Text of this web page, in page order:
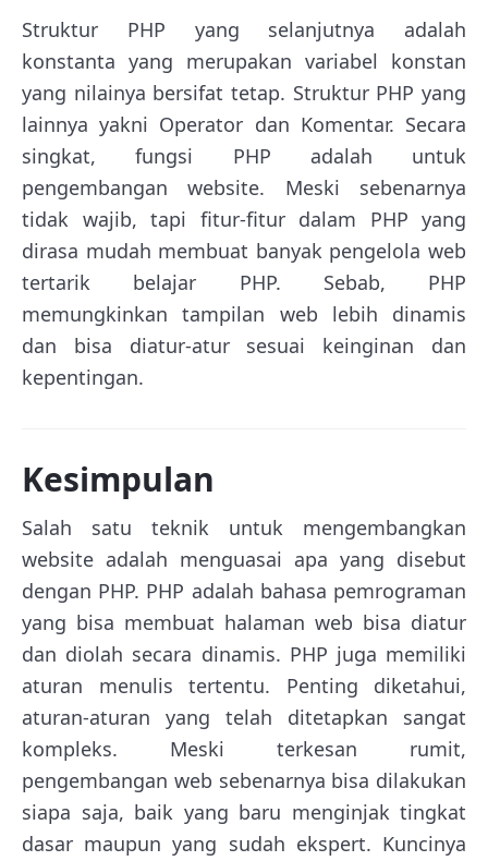
Struktur PHP yang selanjutnya adalah
konstanta yang merupakan variabel konstan
yang nilainya bersifat tetap. Struktur PHP yang
lainnya yakni Operator dan Komentar. Secara
singkat, fungsi PHP adalah untuk
pengembangan website. Meski sebenarnya
tidak wajib, tapi fitur-fitur dalam PHP yang
dirasa mudah membuat banyak pengelola web
tertarik belajar PHP. Sebab, PHP
memungkinkan tampilan web lebih dinamis
dan bisa diatur-atur sesuai keinginan dan
kepentingan.
Kesimpulan
Salah satu teknik untuk mengembangkan
website adalah menguasai apa yang disebut
dengan PHP. PHP adalah bahasa pemrograman
yang bisa membuat halaman web bisa diatur
dan diolah secara dinamis. PHP juga memiliki
aturan menulis tertentu. Penting diketahui,
aturan-aturan yang telah ditetapkan sangat
kompleks. Meski terkesan rumit,
pengembangan web sebenarnya bisa dilakukan
siapa saja, baik yang baru menginjak tingkat
dasar maupun yang sudah ekspert. Kuncinya